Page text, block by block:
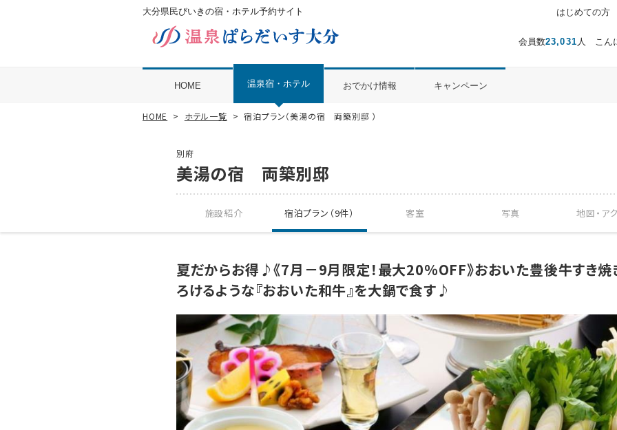
大分県民びいきの宿・ホテル予約サイト
会員数23,031 人 こん
はじめての方
HOME 温泉宿・ホテル おでかけ情報 キャンペーン
HOME ホテル一覧 宿泊プラン（美湯の宿 両築別邸 ）
別府
美湯の宿 両築別邸
施設紹介 宿泊プラン（9件） 客室 写真 地図・ ア
夏だからお得♪《7月－9月限定！最大20％OFF》おおいた豊後牛すき
ろけるような『おおいた和牛』を大鍋で食す♪